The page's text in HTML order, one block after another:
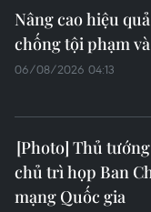
Nâng cao hiệu
chống tội phạm
06/08/2026 04:13
Thủ
chủ trì họp Ban
mạng Quốc gia